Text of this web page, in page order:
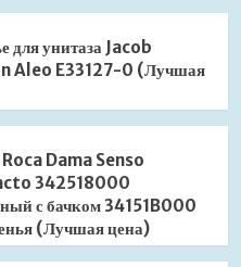
для унитаза Jacob
Aleo E33127-0 (Лучшая
Roca Dama Senso
342518000
с бачком 34151B000
(Лучшая цена)